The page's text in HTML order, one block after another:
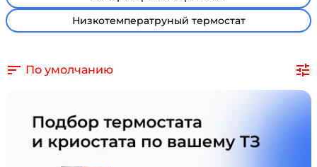
Низкотемператруный термостат
По умолчанию